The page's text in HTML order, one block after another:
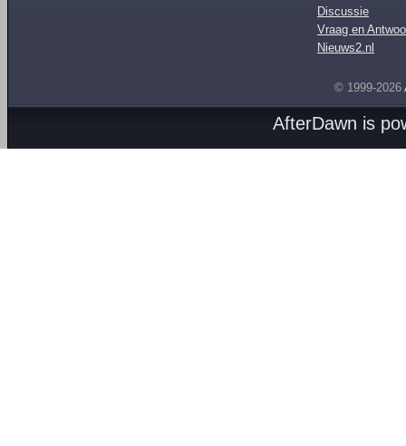
Discussie
Vraag en
Nieuws2.nl
© 1999-2026
AfterDawn is